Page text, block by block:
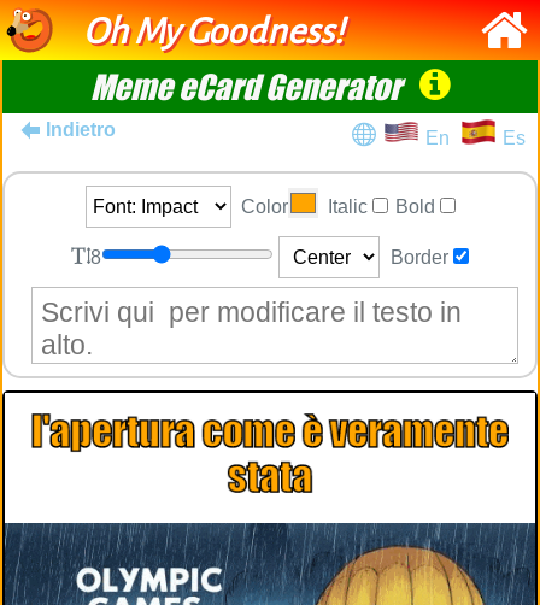
Oh My Goodness!
Meme eCard Generator
Indietro En Es
Color Italic Bold
8 Border